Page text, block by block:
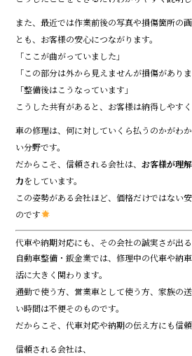
また、最近では作業前後の写真や損傷箇所の
とも、お客様の安心につながります。
「ここが曲がっていました」
「この部分は外から見えませんが損傷がありま
「整備後はこうなっています」
こうした共有があると、お客様は納得しやすく
車の修理は、何に対していくら払うのかがわ
い分野です。
だからこそ、信頼される会社は、お客様が理
力をしています。
この姿勢がある会社ほど、価格だけではない
のです
代車や納期対応にも、その会社の誠実さが出る
自動車整備・鈑金業では、修理中の代車や納
活に大きく関わります。
通勤で使う方、営業車として使う方、家族の
い時間は不便そのものです。
だからこそ、代車対応や納期の伝え方にも信
信頼される会社は、